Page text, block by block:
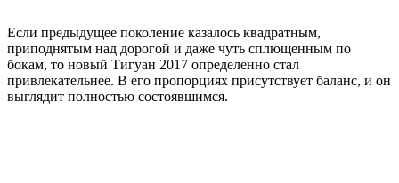
Если предыдущее поколение казалось квадратным,
приподнятым над дорогой и даже чуть сплющенным по
бокам, то новый Тигуан 2017 определенно стал
привлекательнее. В его пропорциях присутствует баланс, и он
выглядит полностью состоявшимся.